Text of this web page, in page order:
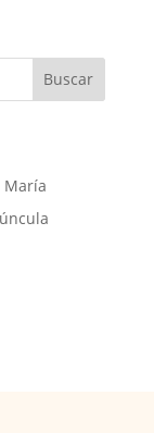
Buscar
María